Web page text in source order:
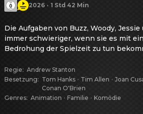
2026 · 1 Std 42 Min
Die Aufgaben von Buzz, Woody, Jessie
immer schwieriger, wenn sie es mit
Bedrohung der Spielzeit zu tun
Regie: Andrew Stanton
Besetzung: Tom Hanks · Tim Allen · Joan
Conan O'Brien
Genres: Animation · Familie · Komödie